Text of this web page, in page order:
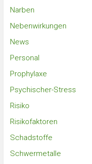
Narben
Nebenwirkungen
News
Personal
Prophylaxe
Psychischer-Stress
Risiko
Risikofaktoren
Schadstoffe
Schwermetalle